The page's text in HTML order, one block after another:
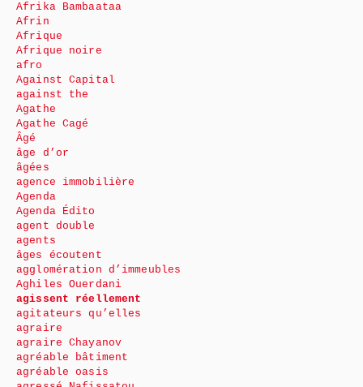
Afrika Bambaataa
Afrin
Afrique
Afrique noire
afro
Against Capital
against the
Agathe
Agathe Cagé
Âgé
âge d’or
âgées
agence immobilière
Agenda
Agenda Édito
agent double
agents
âges écoutent
agglomération d’immeubles
Aghiles Ouerdani
agissent réellement
agitateurs qu’elles
agraire
agraire Chayanov
agréable bâtiment
agréable oasis